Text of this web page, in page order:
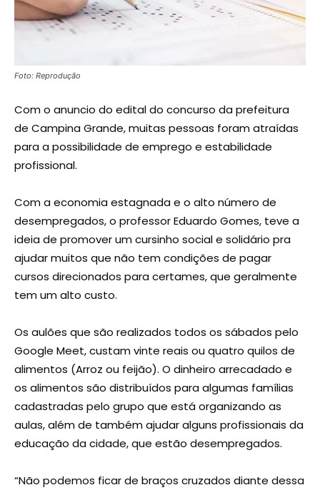
Foto: Reprodução
Com o anuncio do edital do concurso da prefeitura
de Campina Grande, muitas pessoas foram atraídas
para a possibilidade de emprego e estabilidade
profissional.
Com a economia estagnada e o alto número de
desempregados, o professor Eduardo Gomes, teve a
ideia de promover um cursinho social e solidário pra
ajudar muitos que não tem condições de pagar
cursos direcionados para certames, que geralmente
tem um alto custo.
Os aulões que são realizados todos os sábados pelo
Google Meet, custam vinte reais ou quatro quilos de
alimentos (Arroz ou feijão). O dinheiro arrecadado e
os alimentos são distribuídos para algumas famílias
cadastradas pelo grupo que está organizando as
aulas, além de também ajudar alguns profissionais da
educação da cidade, que estão desempregados.
“Não podemos ficar de braços cruzados diante dessa